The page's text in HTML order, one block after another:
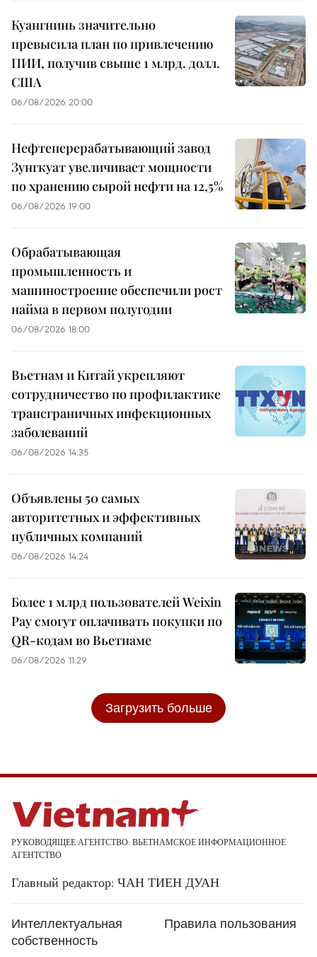
Куангнинь значительно
превысила план по привлечению
ПИИ, получив свыше 1 млрд. долл.
США
06/08/2026 20:00
Нефтеперерабатывающий завод
Зунгкуат увеличивает мощности
по хранению сырой нефти на 12,5%
06/08/2026 19:00
Обрабатывающая
промышленность и
машиностроение обеспечили рост
найма в первом полугодии
06/08/2026 18:00
Вьетнам и Китай укрепляют
сотрудничество по профилактике
трансграничных инфекционных
заболеваний
06/08/2026 14:35
Объявлены 50 самых
авторитетных и эффективных
публичных компаний
06/08/2026 14:24
Более 1 млрд пользователей Weixin
Pay смогут оплачивать покупки по
QR-кодам во Вьетнаме
06/08/2026 11:29
Загрузить больше
РУКОВОДЯЩЕЕ АГЕНТСТВО: ВЬЕТНАМСКОЕ ИНФОРМАЦИОННОЕ
АГЕНТСТВО
Главный редактор: ЧАН ТИЕН ДУАН
Интеллектуальная
собственность
Правила пользования